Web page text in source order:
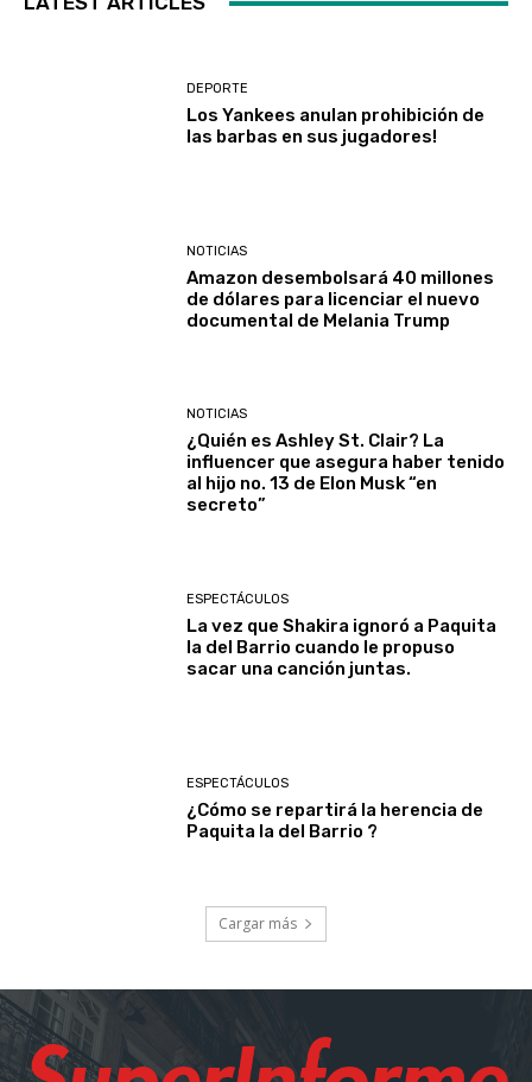
DEPORTE
Los Yankees anulan prohibición de
las barbas en sus jugadores!
NOTICIAS
Amazon desembolsará 40 millones
de dólares para licenciar el nuevo
documental de Melania Trump
NOTICIAS
¿Quién es Ashley St. Clair? La
influencer que asegura haber tenido
al hijo no. 13 de Elon Musk “en
secreto”
ESPECTÁCULOS
La vez que Shakira ignoró a Paquita
la del Barrio cuando le propuso
sacar una canción juntas.
ESPECTÁCULOS
¿Cómo se repartirá la herencia de
Paquita la del Barrio ?
Cargar más